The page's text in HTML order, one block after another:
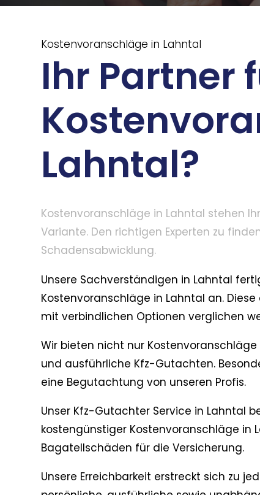
Kostenvoranschläge in Lahntal
Ihr Partner
Lahntal?
Kostenvoranschläge in Lahntal stehen
Variante. Den richtigen Experten zu
Schadensabwicklung.
Unsere Sachverständigen in Lahntal
Kostenvoranschläge in Lahntal an.
mit verbindlichen Optionen verglichen
Wir bieten nicht nur
und ausführliche Kfz-Gutachten.
eine Begutachtung von unseren Profis.
Unser Kfz-Gutachter Service in Lahntal
kostengünstiger Kostenvoranschläge in
Bagatellschäden für die Versicherung.
Unsere Erreichbarkeit erstreckt sich zu